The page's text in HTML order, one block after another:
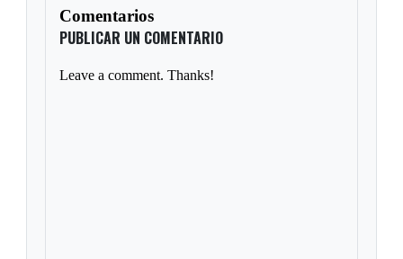
Comentarios
PUBLICAR UN COMENTARIO
Leave a comment. Thanks!